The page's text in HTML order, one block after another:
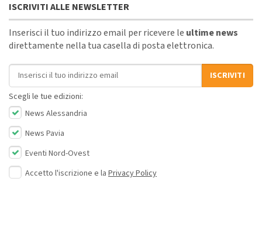
ISCRIVITI ALLE NEWSLETTER
Inserisci il tuo indirizzo email per ricevere le ultime news
direttamente nella tua casella di posta elettronica.
Indirizzo email
ISCRIVITI
Scegli le tue edizioni:
News Alessandria
News Pavia
Eventi Nord-Ovest
Accetto l'iscrizione e la Privacy Policy